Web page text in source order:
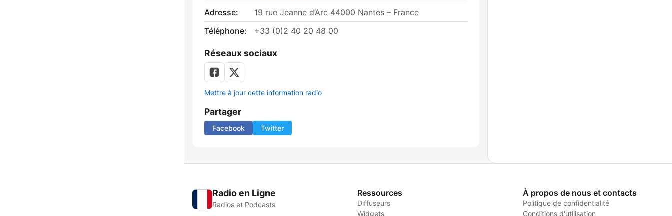
Adresse:
19 rue Jeanne d’Arc 44000 Nantes – France
Téléphone:
+33 (0)2 40 20 48 00
Réseaux sociaux
Mettre à jour cette information radio
Partager
Facebook Twitter
Radio en Ligne
Radios et Podcasts
Ressources
Diffuseurs
Widgets
À propos de nous et contacts
Politique de confidentialité
Conditions d'utilisation